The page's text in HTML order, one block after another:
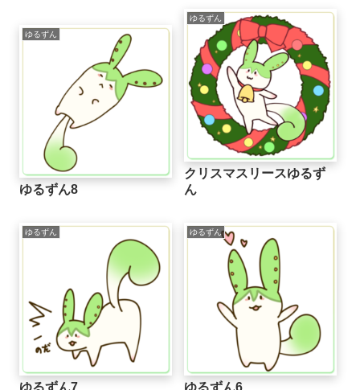
ゆるずん
クリスマスリースゆるず
ん
ゆるずん
ゆるずん8
ゆるずん
ゆるずん7
ゆるずん
ゆるずん6